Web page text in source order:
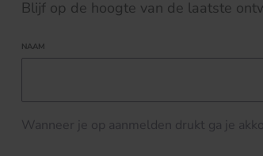
Blijf op de hoogte van de laatste
NAAM
Wanneer je op aanmelden drukt ga je